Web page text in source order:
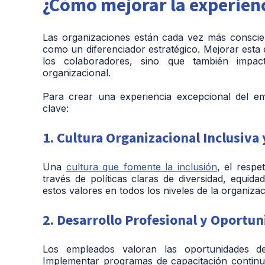
Las organizaciones están cada vez más
como un diferenciador estratégico. Mejorar
los colaboradores, sino que también
organizacional.
Para crear una experiencia excepcional del
clave:
1. Cultura Organizacional Inclusiva
Una cultura que fomente la inclusión, el
través de políticas claras de diversidad,
estos valores en todos los niveles de la
2. Desarrollo Profesional y
Los empleados valoran las oportunidades
Implementar programas de capacitación